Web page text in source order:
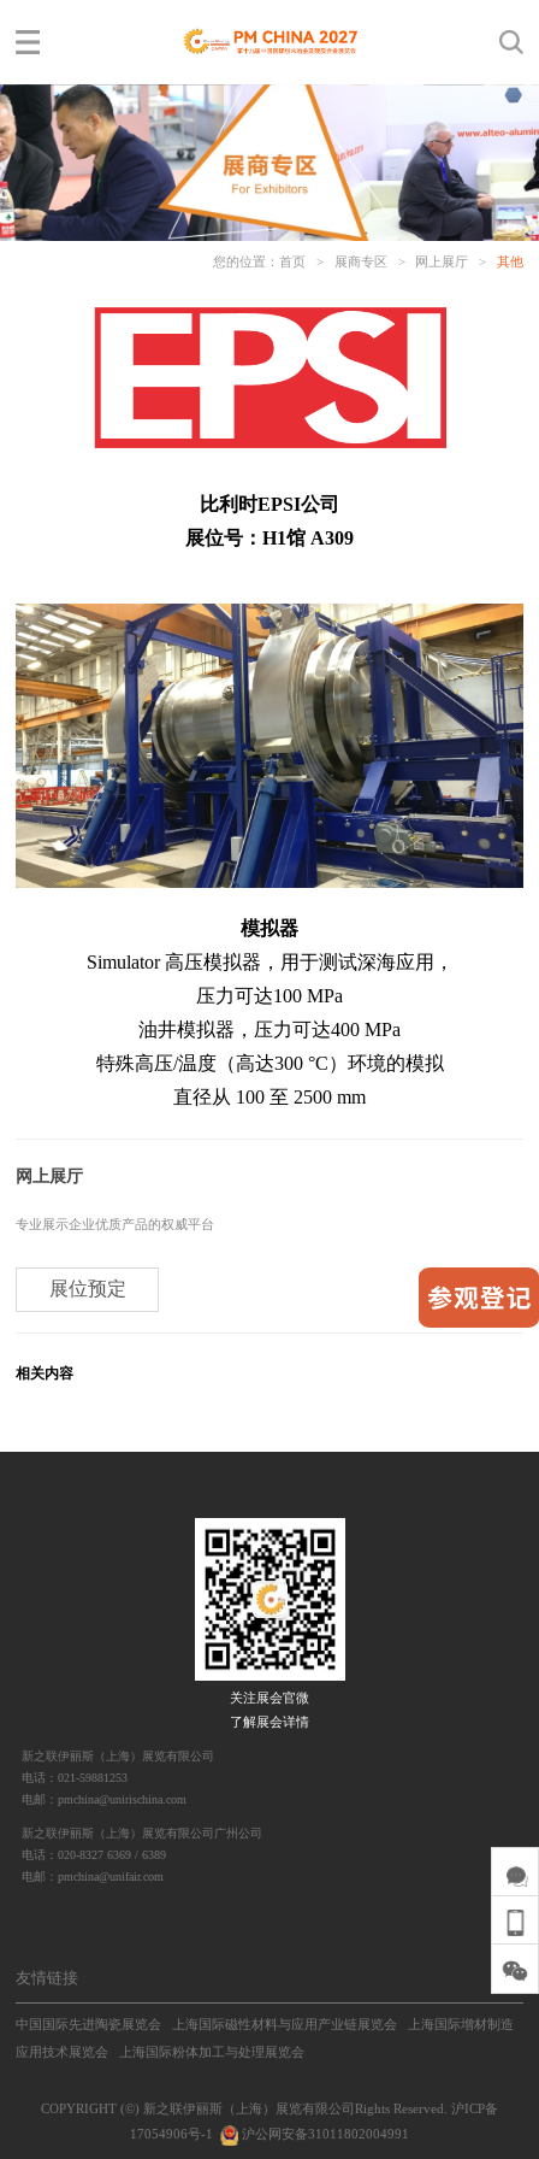
您的位置：首页 > 展商专区 > 网上展厅 > 其他
网上展厅
专业展示企业优质产品的权威平台
展位预定
相关内容
比利时EPSI公司
展位号：H1馆 A309
模拟器
Simulator 高压模拟器，用于测试深海应用，
压力可达100 MPa
油井模拟器，压力可达400 MPa
特殊高压/温度（高达300 °C）环境的模拟
直径从 100 至 2500 mm
关注展会官微
了解展会详情
新之联伊丽斯（上海）展览有限公司
电话：021-59881253
电邮：pmchina@unirischina.com
新之联伊丽斯（上海）展览有限公司广州公司
电话：020-8327 6369 / 6389
电邮：pmchina@unifair.com
友情链接
中国国际先进陶瓷展览会 上海国际磁性材料与应用产业链展览会
上海国际增材制造
应用技术展览会
上海国际粉体加工与处理展览会
COPYRIGHT (©) 新之联伊丽斯（上海）展览有限公司Rights Reserved. 沪ICP备
17054906号-1
沪公网安备31011802004991